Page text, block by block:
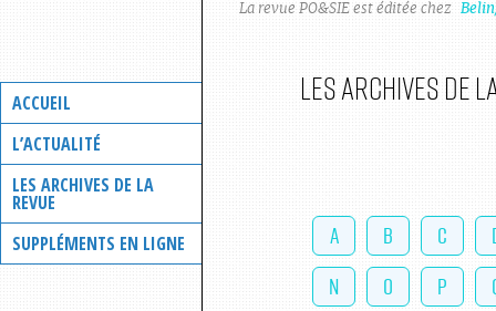
ACCUEIL
L’ACTUALITÉ
LES ARCHIVES DE LA
REVUE
SUPPLÉMENTS EN LIGNE
La revue PO&SIE est éditée chez
Les archives de
A B C
N
O P